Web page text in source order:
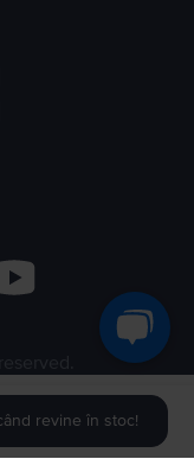
revine în stoc!